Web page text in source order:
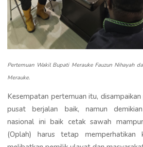
Pertemuan Wakil Bupati Merauke Fauzun Nihayah
Merauke.
Kesempatan pertemuan itu,
pusat berjalan baik, namun
nasional ini baik cetak sawah
(Oplah) harus tetap memperhatikan